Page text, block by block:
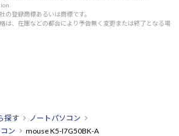
の登録商標あるいは商標です。
は、在庫などの都合により予告無く変更または終了となる場
探す
ノートパソコン
ン
mouse K5-I7G50BK-A